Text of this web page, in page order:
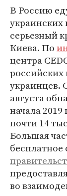
В Россию
серьезный
Киева. По
центра
российских
украинцев.
августа
начала 2019
почти 14
Большая
бесплатное
во